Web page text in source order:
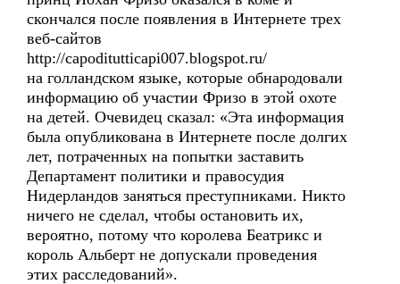
скончался после появления в Интернете трех
веб-сайтов
http://capoditutticapi007.blogspot.ru/
на голландском языке, которые обнародовали
информацию об участии Фризо в этой охоте
на детей. Очевидец сказал: «Эта информация
была опубликована в Интернете после долгих
лет, потраченных на попытки заставить
Департамент политики и правосудия
Нидерландов заняться преступниками. Никто
ничего не сделал, чтобы остановить их,
вероятно, потому что королева Беатрикс и
король Альберт не допускали проведения
этих расследований».